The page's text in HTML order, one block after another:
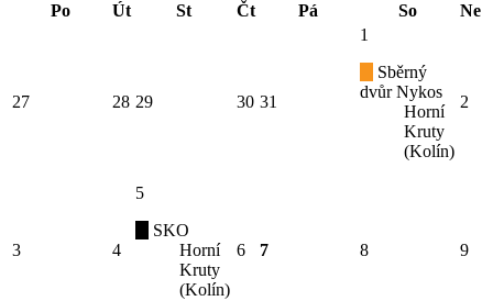
Po
Út St Čt Pá So Ne
27 28 29 30 31
1
Sběrný
dvůr Nykos
Horní
Kruty
(Kolín)
2
3 4
5
SKO
Horní
Kruty
(Kolín)
6 7 8 9